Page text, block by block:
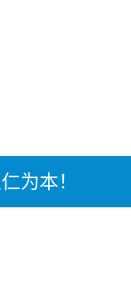
为本！